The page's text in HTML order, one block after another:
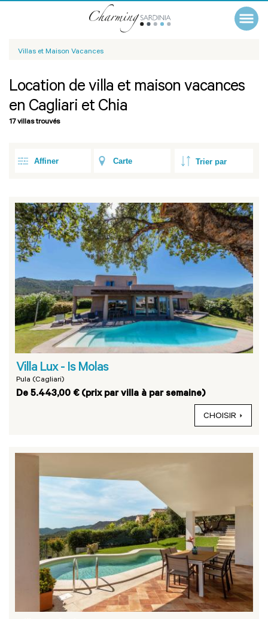
Villas et Maison Vacances
Location de villa et maison vacances
en Cagliari et Chia
17 villas trouvés
Affiner Carte
Villa Lux - Is Molas
Pula (Cagliari)
De 5.443,00 € (prix par villa à par semaine)
CHOISIR